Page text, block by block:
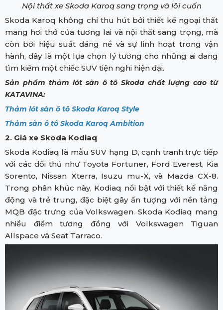
Nội thất xe Skoda Karoq sang trọng và lôi cuốn
Skoda Karoq không chỉ thu hút bởi thiết kế ngoại thất
mang hơi thở của tương lai và nội thất sang trọng, mà
còn bởi hiệu suất đáng nể và sự linh hoạt trong vận
hành, đây là một lựa chọn lý tưởng cho những ai đang
tìm kiếm một chiếc SUV tiện nghi hiện đại.
Sản phẩm thảm lót sàn ô tô Skoda chất lượng cao từ
KATAVINA:
Thảm lót sàn ô tô Skoda Karoq Style
Thảm sàn ô tô Skoda Karoq Ambition
2. Giá xe Skoda Kodiaq
Skoda Kodiaq là mẫu SUV hạng D, cạnh tranh trực tiếp
với các đối thủ như Toyota Fortuner, Ford Everest, Kia
Sorento, Nissan Xterra, Isuzu mu-X, và Mazda CX-8.
Trong phân khúc này, Kodiaq nổi bật với thiết kế năng
động và trẻ trung, đặc biệt gây ấn tượng với nền tảng
MQB đặc trưng của Volkswagen. Skoda Kodiaq mang
nhiều điểm tương đồng với Volkswagen Tiguan
Allspace và Seat Tarraco.